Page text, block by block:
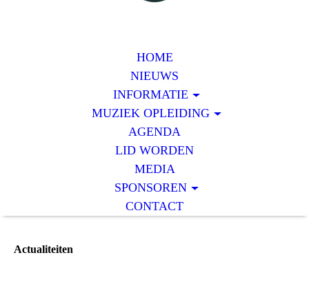
HOME
NIEUWS
INFORMATIE
MUZIEK OPLEIDING
AGENDA
LID WORDEN
MEDIA
SPONSOREN
CONTACT
Actualiteiten